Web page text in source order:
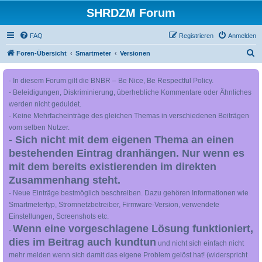
SHRDZM Forum
FAQ Anmelden
Registrieren
Foren-Übersicht Smartmeter Versionen
- In diesem Forum gilt die BNBR – Be Nice, Be Respectful Policy.
- Beleidigungen, Diskriminierung, überhebliche Kommentare oder Ähnliches
werden nicht geduldet.
- Keine Mehrfacheinträge des gleichen Themas in verschiedenen Beiträgen
vom selben Nutzer.
- Sich nicht mit dem eigenen Thema an einen
bestehenden Eintrag dranhängen. Nur wenn es
mit dem bereits existierenden im direkten
Zusammenhang steht.
- Neue Einträge bestmöglich beschreiben. Dazu gehören Informationen wie
Smartmetertyp, Stromnetzbetreiber, Firmware-Version, verwendete
Einstellungen, Screenshots etc.
- Wenn eine vorgeschlagene Lösung funktioniert,
dies im Beitrag auch kundtun und nicht sich einfach nicht
mehr melden wenn sich damit das eigene Problem gelöst hat! (widerspricht